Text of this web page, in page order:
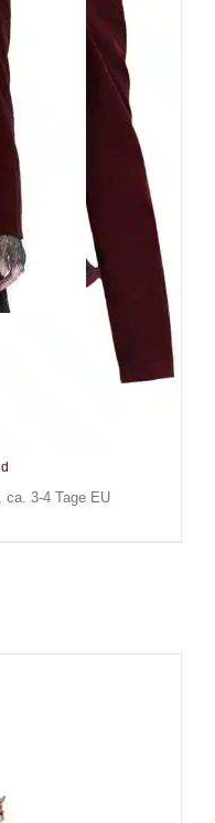
Vampires
ca. 3-4 Tage EU